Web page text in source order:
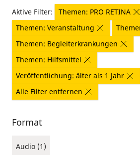
Aktive Filter:
Themen: PRO RETINA
Themen: Veranstaltung
Themen: Begleiterkrankungen
Themen: Hilfsmittel
Veröffentlichung: älter als 1 Jahr
Alle Filter entfernen
Format
Audio (1)